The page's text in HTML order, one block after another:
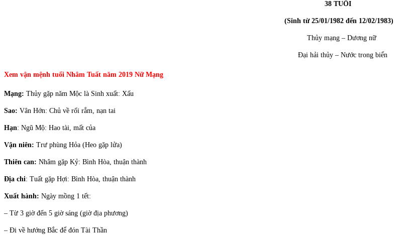
38 TUỔI
(Sinh từ 25/01/1982 đến 12/02/1983)
Thủy mạng – Dương nữ
Đại hải thủy – Nước trong biển
Xem vận mệnh tuổi Nhâm Tuất năm 2019 Nữ Mạng
Mạng: Thủy gặp năm Mộc là Sinh xuất: Xấu
Sao: Vân Hớn: Chủ về rối rắm, nạn tai
Hạn: Ngũ Mộ: Hao tài, mất của
Vận niên: Trư phùng Hỏa (Heo gặp lửa)
Thiên can: Nhâm gặp Kỷ: Bình Hòa, thuận thành
Địa chi: Tuất gặp Hợi: Bình Hòa, thuận thành
Xuất hành: Ngày mồng 1 tết:
– Từ 3 giờ đến 5 giờ sáng (giờ địa phương)
– Đi về hướng Bắc để đón Tài Thần